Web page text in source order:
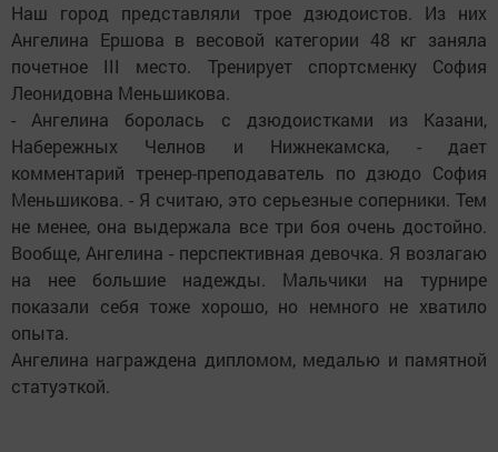
Наш город представляли трое дзюдоистов. Из них
Ангелина Ершова в весовой категории 48 кг заняла
почетное III место. Тренирует спортсменку София
Леонидовна Меньшикова.
- Ангелина боролась с дзюдоистками из Казани,
Набережных Челнов и Нижнекамска, - дает
комментарий тренер-преподаватель по дзюдо София
Меньшикова. - Я считаю, это серьезные соперники. Тем
не менее, она выдержала все три боя очень достойно.
Вообще, Ангелина - перспективная девочка. Я возлагаю
на нее большие надежды. Мальчики на турнире
показали себя тоже хорошо, но немного не хватило
опыта.
Ангелина награждена дипломом, медалью и памятной
статуэткой.